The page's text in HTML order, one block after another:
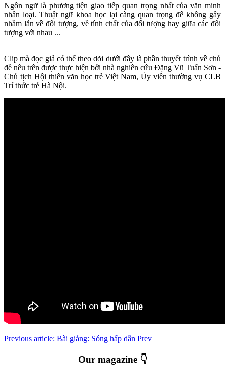
Ngôn ngữ là phương tiện giao tiếp quan trọng nhất của văn minh
nhân loại. Thuật ngữ khoa học lại càng quan trọng để không gây
nhầm lẫn về đối tượng, về tính chất của đối tượng hay giữa các đối
tượng với nhau ...
Clip mà đọc giả có thể theo dõi dưới đây là phần thuyết trình về chủ
đề nêu trên được thực hiện bởi nhà nghiên cứu Đặng Vũ Tuấn Sơn -
Chủ tịch Hội thiên văn học trẻ Việt Nam, Ủy viên thường vụ CLB
Trí thức trẻ Hà Nội.
Previous article: Bài giảng: Sóng hấp dẫn Prev
Our magazine 👇